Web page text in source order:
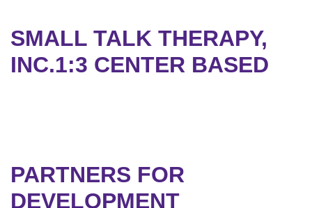
SMALL TALK THERAPY,
INC.1:3 CENTER BASED
PARTNERS FOR
DEVELOPMENT